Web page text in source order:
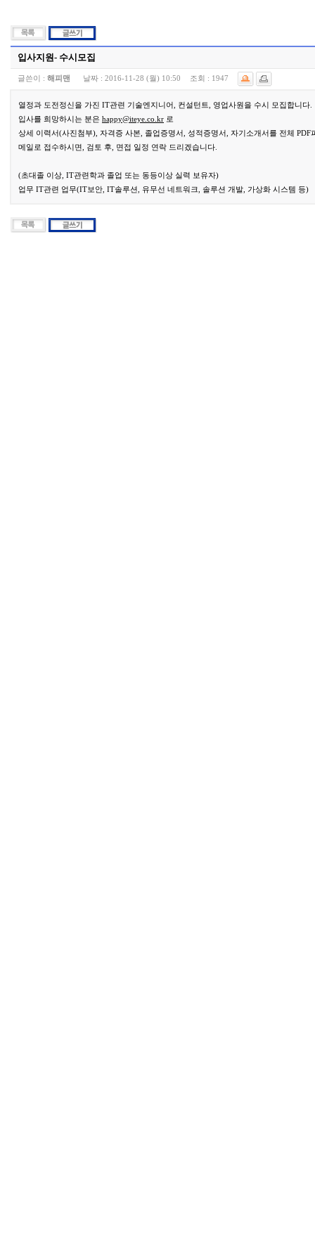
입사지원- 수시모집
글쓴이 : 해피맨 날짜 : 2016-11-28 (월) 10:50 조회 : 1947
열정과 도전정신을 가진 IT관련 기술엔지니어, 컨설턴트, 영업사원을 수시 모집합니다.
입사를 희망하시는 분은 happy@iteye.co.kr 로
상세 이력서(사진첨부), 자격증 사본, 졸업증명서, 성적증명서, 자기소개서를 전체 PDF
메일로 접수하시면, 검토 후, 면접 일정 연락 드리겠습니다.
(초대졸 이상, IT관련학과 졸업 또는 동등이상 실력 보유자)
업무 IT관련 업무(IT보안, IT솔루션, 유무선 네트워크, 솔루션 개발, 가상화 시스템 등)